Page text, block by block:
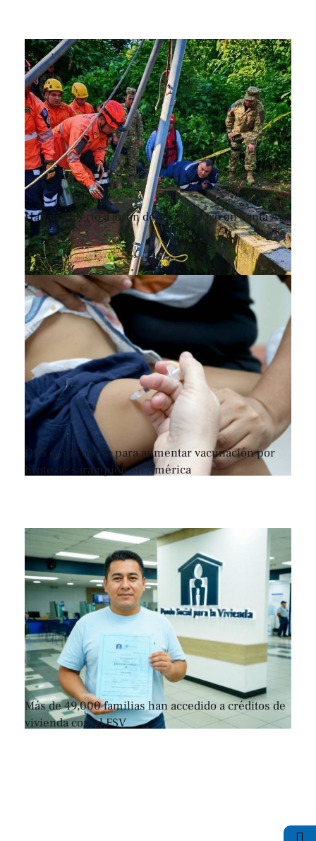
Hallan muerto a joven dentro de pozo en Santa Ana
OPS emite alerta para aumentar vacunación por
brote de sarampión en América
Más de 49,000 familias han accedido a créditos de
vivienda con el FSV